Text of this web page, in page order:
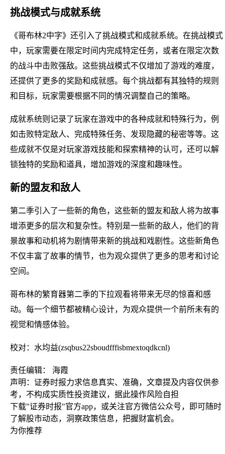
挑战模式与成就系统
《哥布林2中字》还引入了挑战模式和成就系统。在挑战模式
中，玩家需要在限定时间内完成特定任务，或者在限定次数
的战斗中击败强敌。这些挑战模式不仅增加了游戏的难度，
还提供了更多的奖励和成就感。每个挑战都有其独特的规则
和目标，玩家需要根据不同的情况调整自己的策略。
成就系统则记录了玩家在游戏中的各种成就和特殊行为，例
如击败特定敌人、完成特殊任务、发现隐藏的秘密等等。这
些成就不仅是对玩家游戏技能和探索精神的认可，还可以解
锁独特的奖励和道具，增加游戏的深度和趣味性。
新的盟友和敌人
第二季引入了一些新的角色，这些新的盟友和敌人将为故事
增添更多的层次和复杂性。特别是一些新的敌人，他们的背
景故事和动机将为剧情带来新的挑战和戏剧性。这些新角色
不仅丰富了故事的情节，也为观众提供了更多的思考和讨论
空间。
哥布林的繁育器第二季的下拉观看将带来无尽的惊喜和感
动。每一个细节都被精心设计，为观众提供一个前所未有的
视觉和情感体验。
校对：水均益(zsqbus22sboudfffisbmextoqdkcnl)
责任编辑： 海霞
声明：证券时报力求信息真实、准确，文章提及内容仅供参
考，不构成实质性投资建议，据此操作风险自担
下载"证券时报"官方app，或关注官方微信公众号，即可随时
了解股市动态，洞察政策信息，把握财富机会。
为你推荐